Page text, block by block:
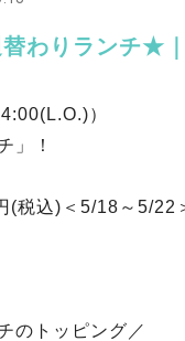
わりランチ★
）
」！
税込)＜5/18～5/22
のトッピング／